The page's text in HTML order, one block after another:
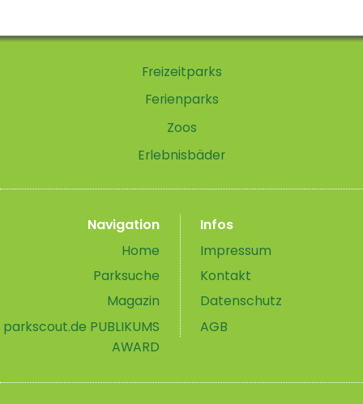
Freizeitparks
Ferienparks
Zoos
Erlebnisbäder
Navigation
Home
Parksuche
Magazin
parkscout.de PUBLIKUMS
AWARD
Infos
Impressum
Kontakt
Datenschutz
AGB